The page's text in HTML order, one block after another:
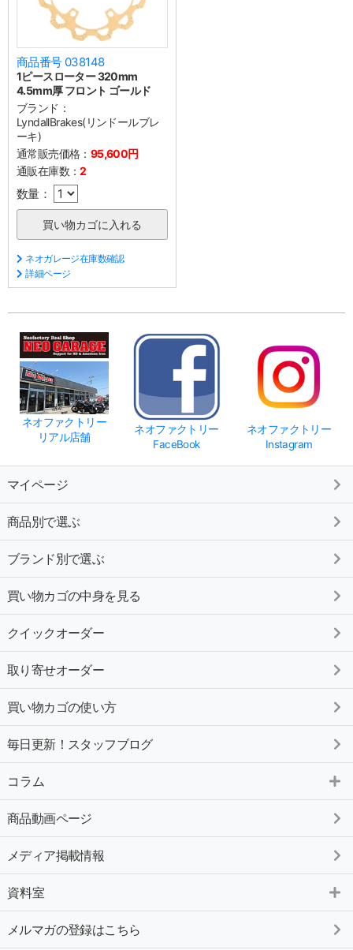
商品番号 038148
1ピースローター 320mm
4.5mm厚 フロント ゴールド
ブランド：
LyndallBrakes(リンドールブレ
ーキ)
通常販売価格： 95,600円
通販在庫数：2
数量：
ネオガレージ在庫数確認
詳細ページ
ネオファクトリー
リアル店舗
ネオファクトリー
FaceBook
ネオファクトリー
Instagram
マイページ
商品別で選ぶ
ブランド別で選ぶ
買い物カゴの中身を見る
クイックオーダー
取り寄せオーダー
買い物カゴの使い方
毎日更新！スタッフブログ
コラム
商品動画ページ
メディア掲載情報
資料室
メルマガの登録はこちら